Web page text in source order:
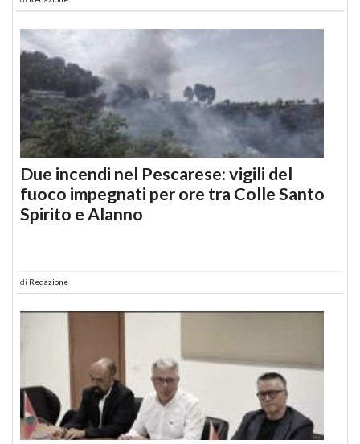
Due incendi nel Pescarese: vigili del
fuoco impegnati per ore tra Colle Santo
Spirito e Alanno
di Redazione